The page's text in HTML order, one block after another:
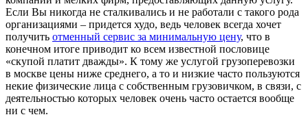
Если Вы никогда не сталкивались и не работали с такого рода
организациями – придется худо, ведь человек всегда хочет
получить отменный сервис за минимальную цену, что в
конечном итоге приводит ко всем известной пословице
«скупой платит дважды». К тому же услугой грузоперевозки
в москве цены ниже среднего, а то и низкие часто пользуются
некие физические лица с собственным грузовичком, в связи, с
деятельностью которых человек очень часто остается вообще
ни с чем.